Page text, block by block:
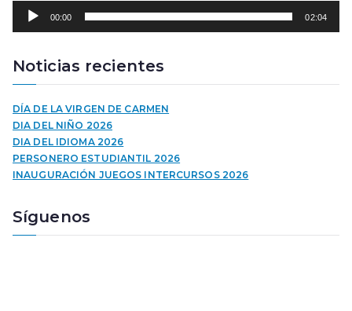
r
o
u
c
t
o
r
a
u
00:00 02:04
Noticias recientes
DÍA DE LA VIRGEN DE CARMEN
DIA DEL NIÑO 2026
DIA DEL IDIOMA 2026
PERSONERO ESTUDIANTIL 2026
INAUGURACIÓN JUEGOS INTERCURSOS 2026
Síguenos